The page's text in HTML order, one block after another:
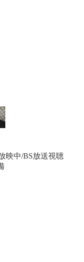
映中/BS放送視聴